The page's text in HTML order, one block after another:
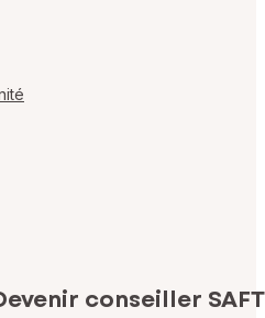
conseiller